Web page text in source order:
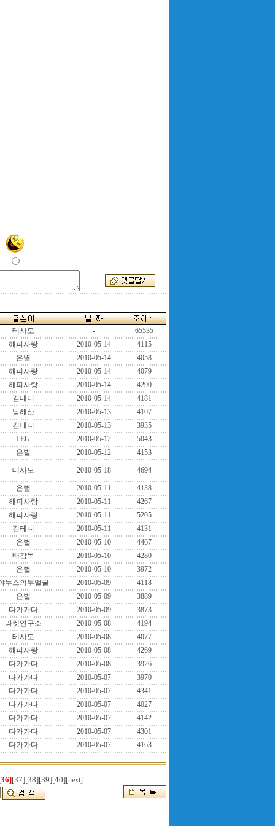
테사모 -
65535
해피사랑
2010-05-14
4115
은별
2010-05-14
4058
해피사랑
2010-05-14
4079
해피사랑
2010-05-14
4290
김테니
2010-05-14
4181
남해산
2010-05-13
4107
김테니
2010-05-13
3935
LEG
2010-05-12
5043
은별
2010-05-12 4153
테사모 2010-05-18 4694
은별 2010-05-11
4138
해피사랑
2010-05-11
4267
해피사랑
2010-05-11
5205
김테니
2010-05-11
4131
은별
2010-05-10
4467
배감독
2010-05-10
4280
은별
2010-05-10
3972
누스의두얼굴
2010-05-09
4118
은별
2010-05-09
3889
다가가다
2010-05-09
3873
라켓연구소
2010-05-08
4194
테사모
2010-05-08
4077
해피사랑
2010-05-08
4269
다가가다
2010-05-08
3926
다가가다
2010-05-07
3970
다가가다
2010-05-07
4341
다가가다
2010-05-07
4027
다가가다
2010-05-07
4142
다가가다
2010-05-07
4301
다가가다
2010-05-07 4163
[37][38][39][40][next]